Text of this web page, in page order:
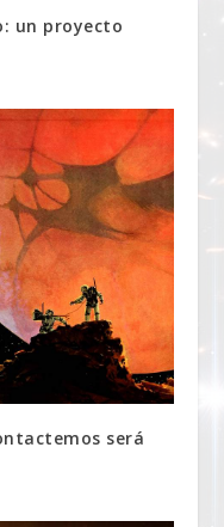
un proyecto
será